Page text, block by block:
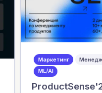
Маркетинг
ML/AI